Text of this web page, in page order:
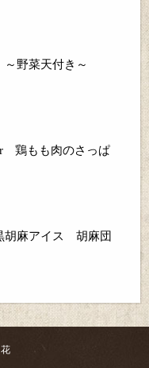
野菜天付き～
鶏もも肉のさっぱ
麻アイス 胡麻団